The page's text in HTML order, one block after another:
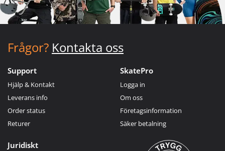
Frågor? Kontakta oss
Support
Hjälp & Kontakt
Leverans info
Order status
Returer
SkatePro
Logga in
Om oss
Företagsinformation
Säker betalning
Juridiskt